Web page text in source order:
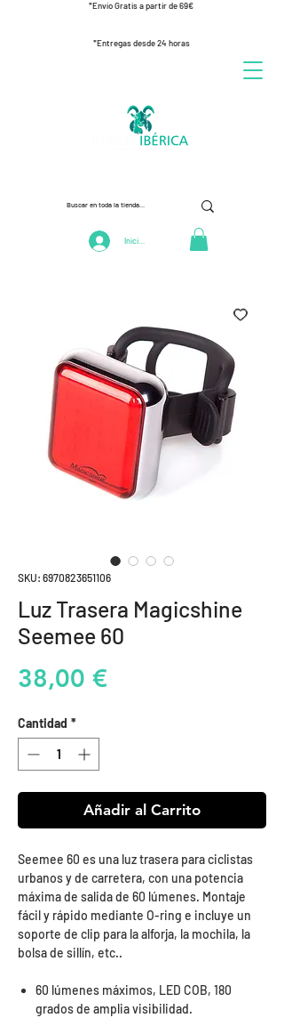
*Envío Gratis a partir de 69€
*Entregas desde 24 horas
Iniciar Sesión
SKU: 6970823651106
Luz Trasera Magicshine
Seemee 60
38,00 €Precio
Cantidad *
Añadir al Carrito
Seemee 60 es una luz trasera para ciclistas
urbanos y de carretera, con una potencia
máxima de salida de 60 lúmenes. Montaje
fácil y rápido mediante O-ring e incluye un
soporte de clip para la alforja, la mochila, la
bolsa de sillín, etc..
60 lúmenes máximos, LED COB, 180
grados de amplia visibilidad.